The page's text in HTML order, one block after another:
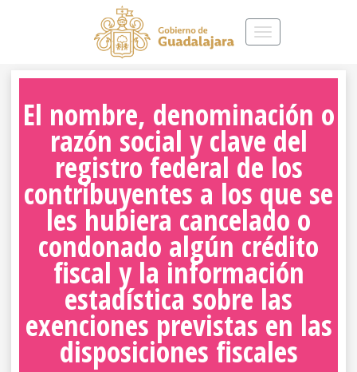
Toggle
navigation
El nombre, denominación o
razón social y clave del
registro federal de los
contribuyentes a los que se
les hubiera cancelado o
condonado algún crédito
fiscal y la información
estadística sobre las
exenciones previstas en las
disposiciones fiscales